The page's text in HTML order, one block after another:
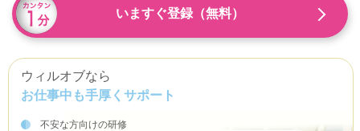
いますぐ登録（無料）
ウィルオブなら
お仕事中も手厚くサポート
不安な方向けの研修